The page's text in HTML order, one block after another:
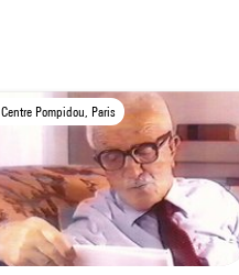
Centre Pompidou, Paris